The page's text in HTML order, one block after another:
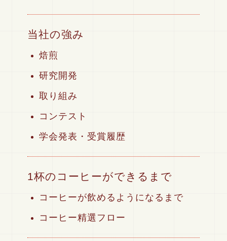
当社の強み
焙煎
研究開発
取り組み
コンテスト
学会発表・受賞履歴
1杯のコーヒーができるまで
コーヒーが飲めるようになるまで
コーヒー精選フロー